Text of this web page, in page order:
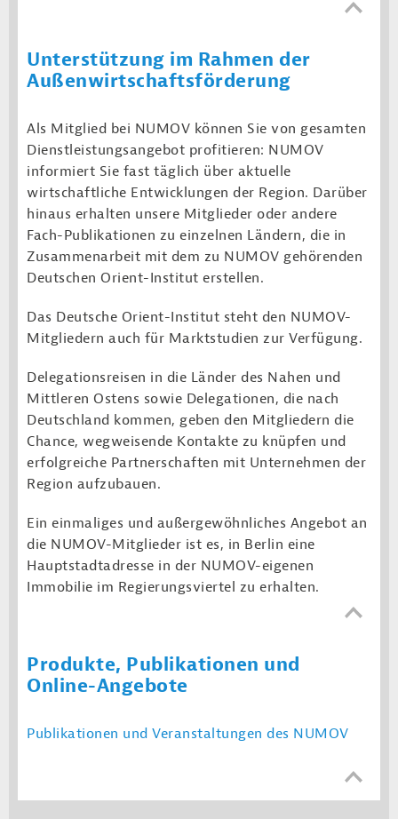
Unterstützung im Rahmen der
Außenwirtschaftsförderung
Als Mitglied bei NUMOV können Sie von gesamten
Dienstleistungsangebot profitieren: NUMOV
informiert Sie fast täglich über aktuelle
wirtschaftliche Entwicklungen der Region. Darüber
hinaus erhalten unsere Mitglieder oder andere
Fach-Publikationen zu einzelnen Ländern, die in
Zusammenarbeit mit dem zu NUMOV gehörenden
Deutschen Orient-Institut erstellen.
Das Deutsche Orient-Institut steht den NUMOV-
Mitgliedern auch für Marktstudien zur Verfügung.
Delegationsreisen in die Länder des Nahen und
Mittleren Ostens sowie Delegationen, die nach
Deutschland kommen, geben den Mitgliedern die
Chance, wegweisende Kontakte zu knüpfen und
erfolgreiche Partnerschaften mit Unternehmen der
Region aufzubauen.
Ein einmaliges und außergewöhnliches Angebot an
die NUMOV-Mitglieder ist es, in Berlin eine
Hauptstadtadresse in der NUMOV-eigenen
Immobilie im Regierungsviertel zu erhalten.
Produkte, Publikationen und
Online-Angebote
Publikationen und Veranstaltungen des NUMOV